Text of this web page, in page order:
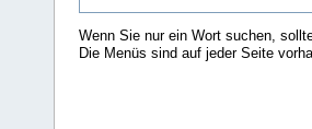
Wenn Sie nur ein Wort suchen,
Die Menüs sind auf jeder Seite